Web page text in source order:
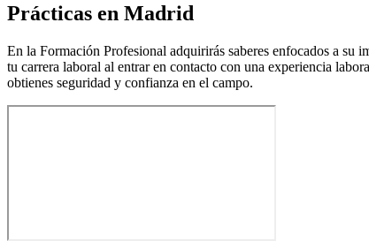
Prácticas en Madrid
En la Formación Profesional adquirirás saberes enfocados a su
tu carrera laboral al entrar en contacto con una experiencia
obtienes seguridad y confianza en el campo.